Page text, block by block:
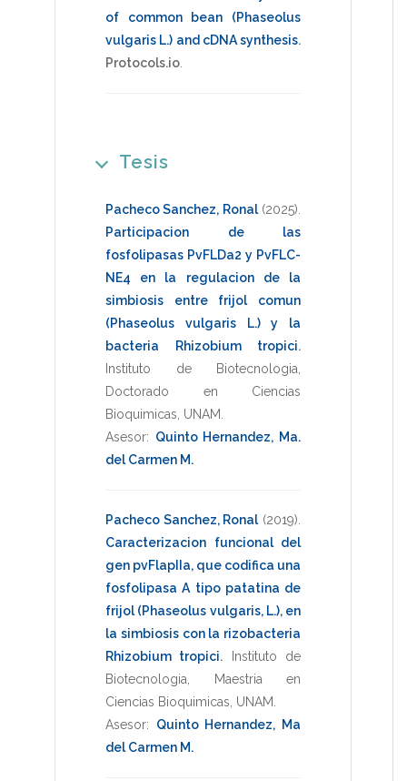
of common bean (Phaseolus
vulgaris L.) and cDNA synthesis.
Protocols.io
Tesis
Pacheco Sanchez, Ronal (2025)
Participacion de las
fosfolipasas PvFLDa2 y PvFLC-
NE4 en la regulacion de la
simbiosis entre frijol comun
(Phaseolus vulgaris L.) y la
bacteria Rhizobium tropici.
Instituto de Biotecnologia
Doctorado en Ciencias
Bioquimicas UNAM
Asesor: Quinto Hernandez, Ma.
del Carmen M.
Pacheco Sanchez, Ronal (2019)
Caracterizacion funcional del
gen pvFlapIIa, que codifica una
fosfolipasa A tipo patatina de
frijol (Phaseolus vulgaris, L.), en
la simbiosis con la rizobacteria
Rhizobium tropici.
Instituto de
Biotecnologia
Maestria en
Ciencias Bioquimicas UNAM
Asesor: Quinto Hernandez, Ma
del Carmen M.